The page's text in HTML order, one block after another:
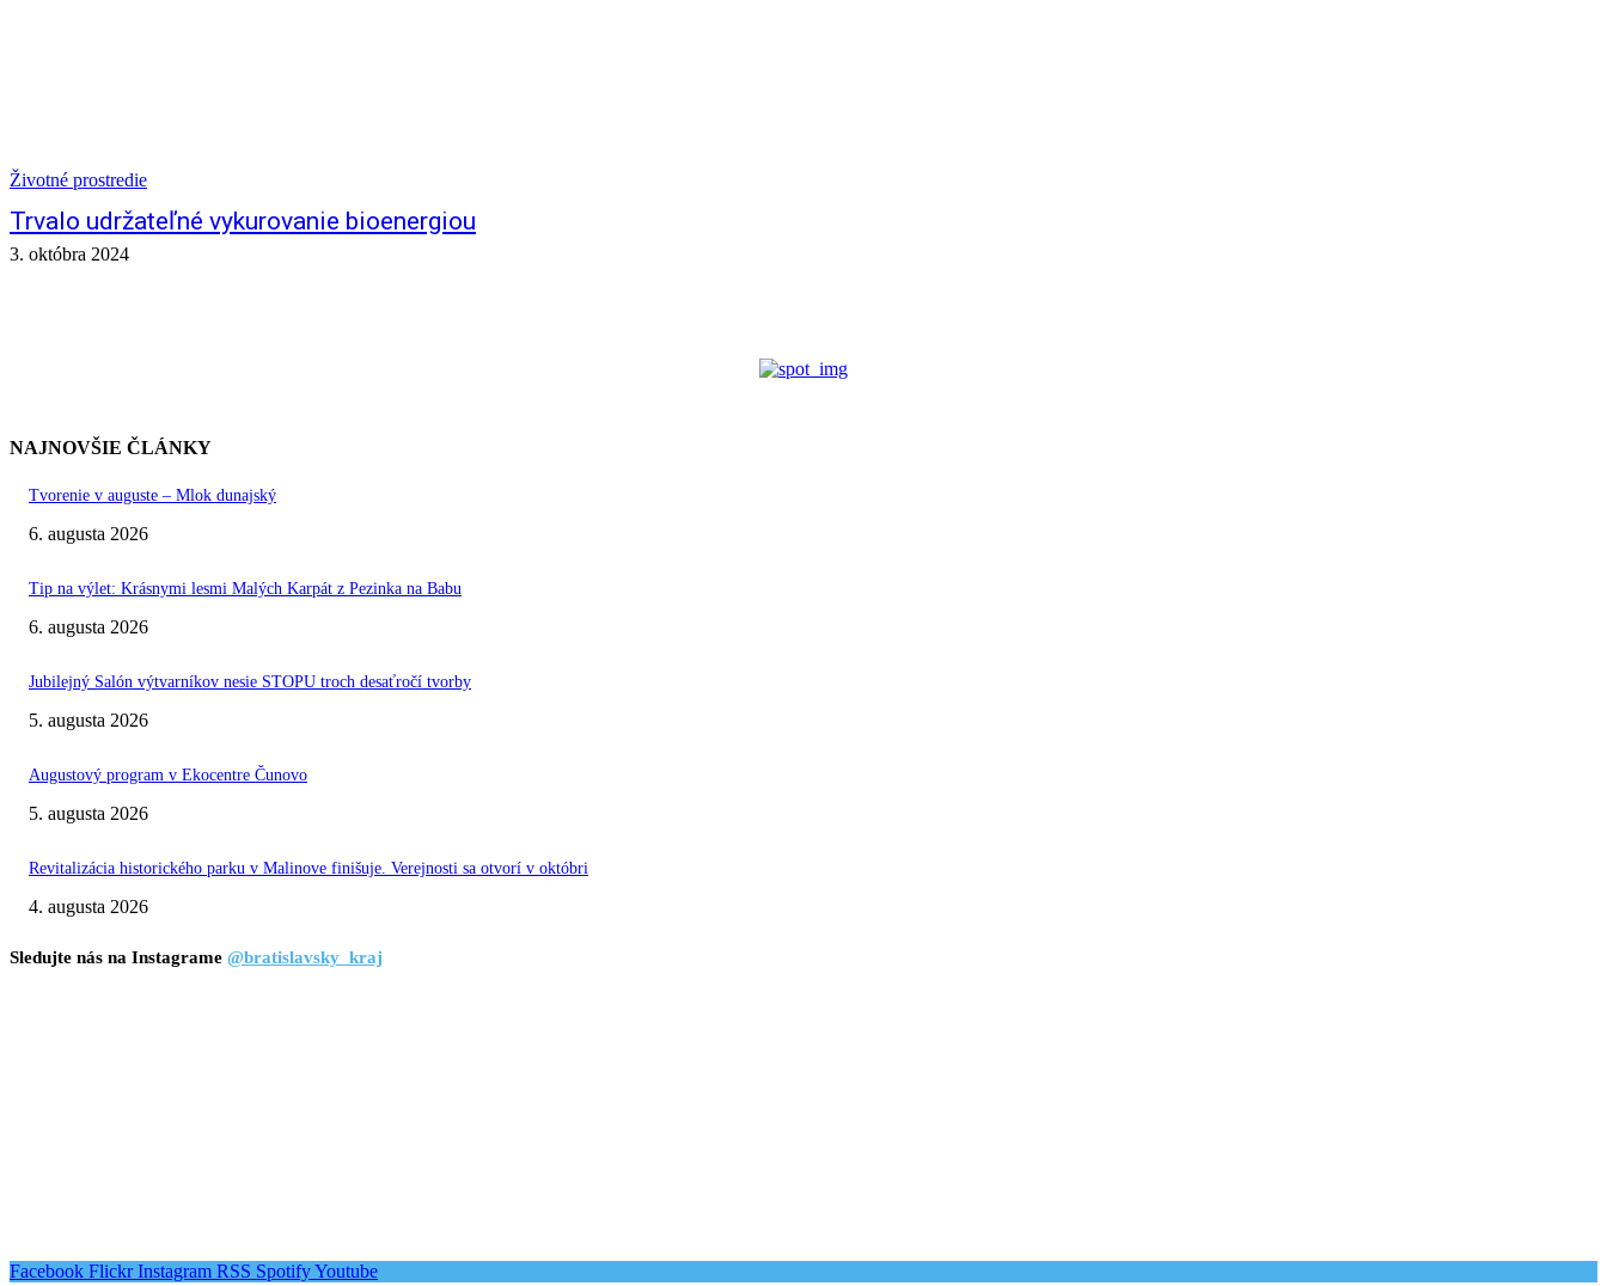
Životné prostredie
Trvalo udržateľné vykurovanie bioenergiou
3. októbra 2024
NAJNOVŠIE ČLÁNKY
Tvorenie v auguste – Mlok dunajský
6. augusta 2026
Tip na výlet: Krásnymi lesmi Malých Karpát z Pezinka na Babu
6. augusta 2026
Jubilejný Salón výtvarníkov nesie STOPU troch desaťročí tvorby
5. augusta 2026
Augustový program v Ekocentre Čunovo
5. augusta 2026
Revitalizácia historického parku v Malinove finišuje. Verejnosti sa otvorí v októbri
4. augusta 2026
Sledujte nás na Instagrame @bratislavsky_kraj
Facebook Flickr Instagram RSS SpotifyYoutube